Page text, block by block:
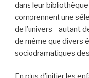
dans leur
comprennent une
de l’univers – autant
de même que divers
sociodramatiques